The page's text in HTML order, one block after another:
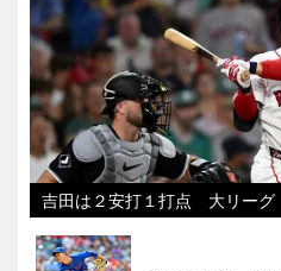
吉田は２安打１打点 大リーグ